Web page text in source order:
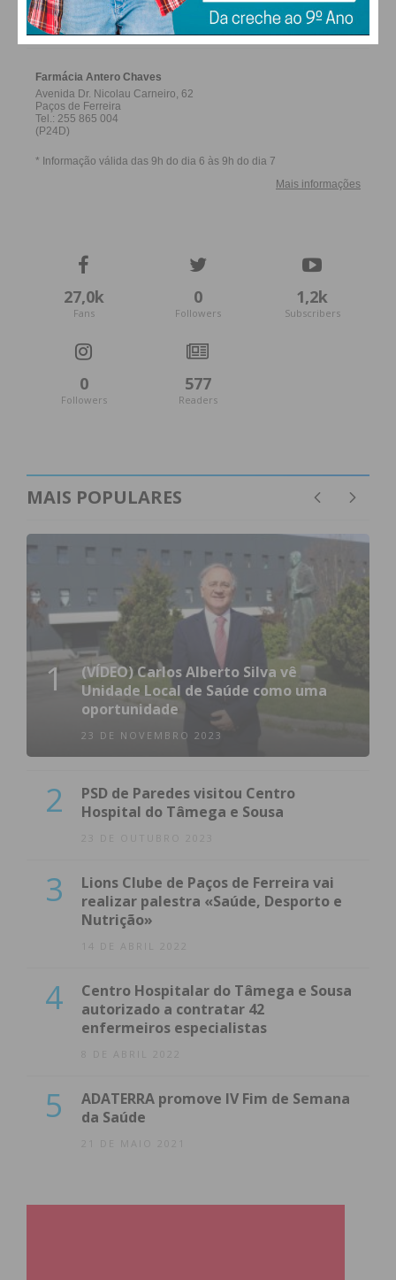
FERREIRA
27,0k
Fans
0
Followers
1,2k
Subscribers
0
Followers
577
Readers
MAIS POPULARES
1
(VÍDEO) Carlos Alberto Silva vê
Unidade Local de Saúde como uma
oportunidade
23 DE NOVEMBRO 2023
2
PSD de Paredes visitou Centro
Hospital do Tâmega e Sousa
23 DE OUTUBRO 2023
3
Lions Clube de Paços de Ferreira vai
realizar palestra «Saúde, Desporto e
Nutrição»
14 DE ABRIL 2022
4
Centro Hospitalar do Tâmega e Sousa
autorizado a contratar 42
enfermeiros especialistas
8 DE ABRIL 2022
5
ADATERRA promove IV Fim de Semana
da Saúde
21 DE MAIO 2021